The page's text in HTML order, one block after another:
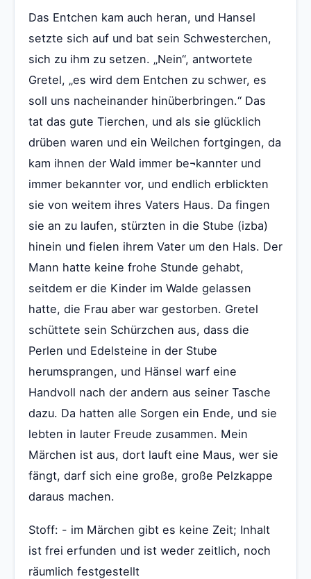
Das Entchen kam auch heran, und Hansel
setzte sich auf und bat sein Schwesterchen,
sich zu ihm zu setzen. „Nein“, antwortete
Gretel, „es wird dem Entchen zu schwer, es
soll uns nacheinander hinüberbringen.“ Das
tat das gute Tierchen, und als sie glücklich
drüben waren und ein Weilchen fortgingen, da
kam ihnen der Wald immer be¬kannter und
immer bekannter vor, und endlich erblickten
sie von weitem ihres Vaters Haus. Da fingen
sie an zu laufen, stürzten in die Stube (izba)
hinein und fielen ihrem Vater um den Hals. Der
Mann hatte keine frohe Stunde gehabt,
seitdem er die Kinder im Walde gelassen
hatte, die Frau aber war gestorben. Gretel
schüttete sein Schürzchen aus, dass die
Perlen und Edelsteine in der Stube
herumsprangen, und Hänsel warf eine
Handvoll nach der andern aus seiner Tasche
dazu. Da hatten alle Sorgen ein Ende, und sie
lebten in lauter Freude zusammen. Mein
Märchen ist aus, dort lauft eine Maus, wer sie
fängt, darf sich eine große, große Pelzkappe
daraus machen.
Stoff: - im Märchen gibt es keine Zeit; Inhalt
ist frei erfunden und ist weder zeitlich, noch
räumlich festgestellt